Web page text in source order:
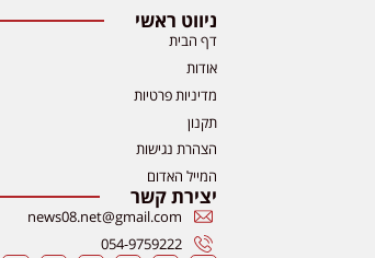
ניווט ראשי
דף הבית
אודות
מדיניות פרטיות
תקנון
הצהרת נגישות
המייל האדום
יצירת קשר
news08.net@gmail.com
054-9759222